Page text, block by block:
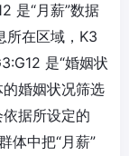
是“月薪”数据
所在区域，K3
是“婚姻状
婚姻状况筛选
据所设定的
体中把“月薪”